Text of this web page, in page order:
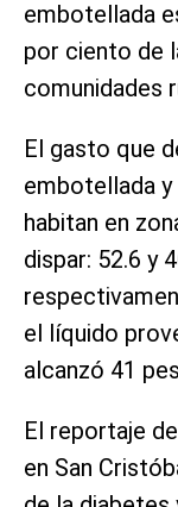
embotellada
por ciento de
comunidades
El gasto que
embotellada
habitan en
dispar: 52.6 y
el líquido
alcanzó 41
El reportaje
en San